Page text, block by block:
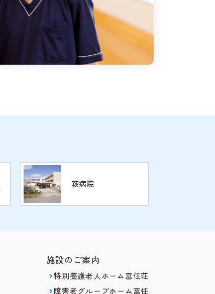
萩病院
施設のご案内
特別養護老人ホーム富任荘
障害者グループホーム富任